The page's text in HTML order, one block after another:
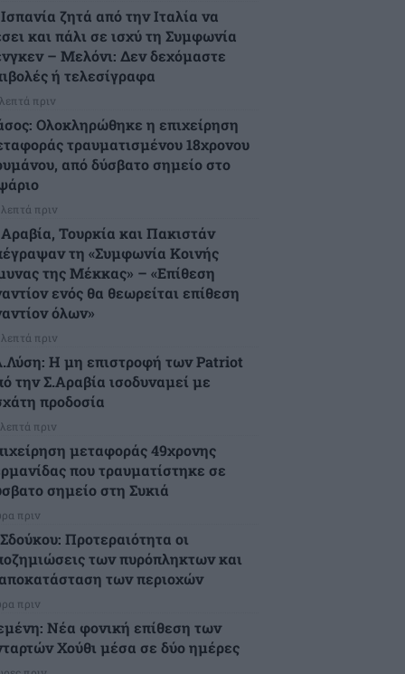
ζητά από την Ιταλία να
και πάλι σε ισχύ τη Συμφωνία
– Μελόνι: Δεν δεχόμαστε
ή τελεσίγραφα
πριν
Ολοκληρώθηκε η επιχείρηση
τραυματισμένου 18χρονου
από δύσβατο σημείο στο
πριν
Τουρκία και Πακιστάν
τη «Συμφωνία Κοινής
της Μέκκας» – «Επίθεση
ενός θα θεωρείται επίθεση
όλων»
πριν
Η μη επιστροφή των Patriot
την Σ.Αραβία ισοδυναμεί με
προδοσία
πριν
μεταφοράς 49χρονης
που τραυματίστηκε σε
σημείο στη Συκιά
πριν
Προτεραιότητα οι
των πυρόπληκτων και
των περιοχών
πριν
Νέα φονική επίθεση των
Χούθι μέσα σε δύο ημέρες